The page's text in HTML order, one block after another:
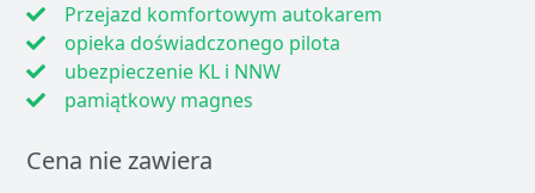
Przejazd komfortowym autokarem
opieka doświadczonego pilota
ubezpieczenie KL i NNW
pamiątkowy magnes
Cena nie zawiera